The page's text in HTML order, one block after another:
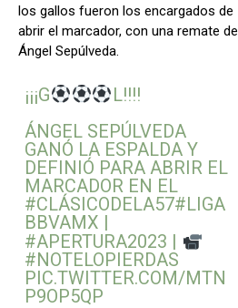
los gallos fueron los encargados de
abrir el marcador, con una remate de
Ángel Sepúlveda.
¡¡¡G
L!!!!
ÁNGEL SEPÚLVEDA
GANÓ LA ESPALDA Y
DEFINIÓ PARA ABRIR EL
MARCADOR EN EL
#CLÁSICODELA57#LIGA
BBVAMX |
#APERTURA2023 |
#NOTELOPIERDAS
PIC.TWITTER.COM/MTN
P9OP5QP